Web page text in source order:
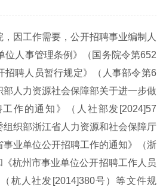
因工作需要，公开招聘事业编制人
位人事管理条例》（国务院令第652
招聘人员暂行规定》（人事部令第6
人力资源社会保障部关于进一步做
作的通知》（人社部发[2024]57
织部浙江省人力资源和社会保障厅
事业单位公开招聘工作的通知》（浙
《杭州市事业单位公开招聘工作人员
杭人社发[2014]380号）等文件规